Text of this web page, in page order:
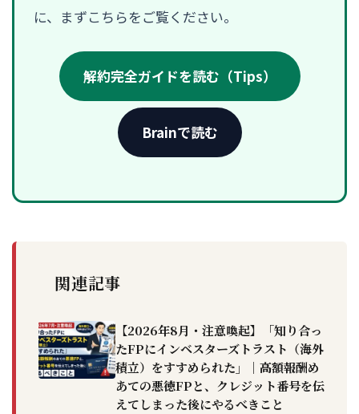
に、まずこちらをご覧ください。
解約完全ガイドを読む（Tips）
Brainで読む
関連記事
【2026年8月・注意喚起】「知り合っ
たFPにインベスターズトラスト（海外
積立）をすすめられた」｜高額報酬め
あての悪徳FPと、クレジット番号を伝
えてしまった後にやるべきこと